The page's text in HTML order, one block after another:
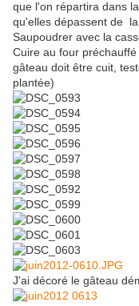
que l'on répartira dans
qu'elles dépassent de
Saupoudrer avec la
Cuire au four
gâteau doit être cuit,
plantée)
J'ai décoré le gâteau